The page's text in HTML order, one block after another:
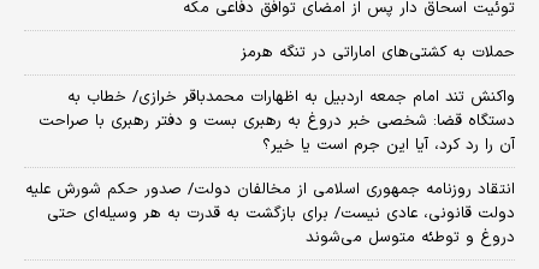
توئیت اسحاق دار پس از امضای توافق دفاعی مکه
حملات به کشتی‌های اماراتی در تنگه هرمز
واکنش تند امام جمعه اردبیل به اظهارات محمدباقر خرازی/ خطاب به
دستگاه قضا: شخصی خبر دروغ به رهبری بست و دفتر رهبری با صراحت
آن را رد کرد، آیا این جرم است یا خیر؟
انتقاد روزنامه جمهوری اسلامی از مخالفان دولت/ صدور حکم شورش علیه
دولت قانونی، عادی نیست/ برای بازگشت به قدرت به هر وسیله‌ای حتی
دروغ و توطئه متوسل می‌شوند